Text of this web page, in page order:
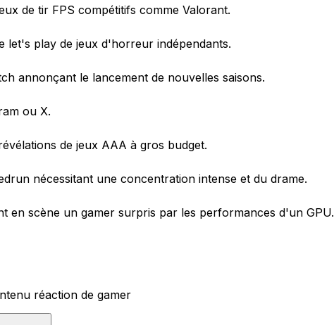
de tir FPS compétitifs comme Valorant.
let's play de jeux d'horreur indépendants.
annonçant le lancement de nouvelles saisons.
ou X.
de jeux AAA à gros budget.
nécessitant une concentration intense et du drame.
en scène un gamer surpris par les performances d'un GPU.
réaction de gamer